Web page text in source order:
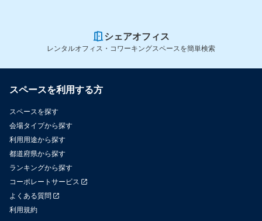
シェアオフィス
レンタルオフィス・コワーキングスペースを簡単検索
スペースを利用する方
スペースを探す
会場タイプから探す
利用用途から探す
都道府県から探す
ランキングから探す
コーポレートサービス
よくある質問
利用規約